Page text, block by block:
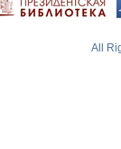
All